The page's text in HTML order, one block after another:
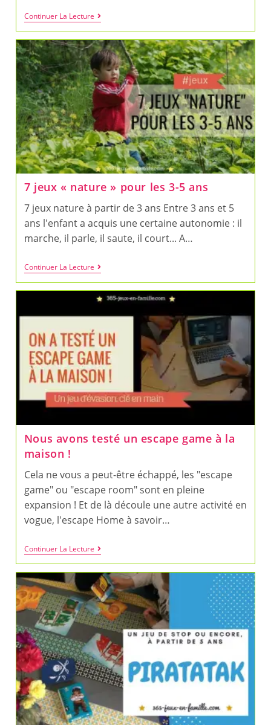
Continuer La Lecture10
Jeux
« Nature »
À
Partir
De
5
Ans
7 jeux « nature » pour les 3-5 ans
7 jeux nature à partir de 3 ans Entre 3 ans et 5
ans l'enfant a acquis une certaine autonomie : il
marche, il parle, il saute, il court... A…
Continuer La Lecture7
Jeux
« Nature »
Pour
Les
3-
Ans
Nous avons testé un escape game à la
maison !
Cela ne vous a peut-être échappé, les "escape
game" ou "escape room" sont en pleine
expansion ! Et de là découle une autre activité en
vogue, l'escape Home à savoir…
Continuer La LectureNous
Avons
Testé
Un
Escape
Game
À
La
Maison
!